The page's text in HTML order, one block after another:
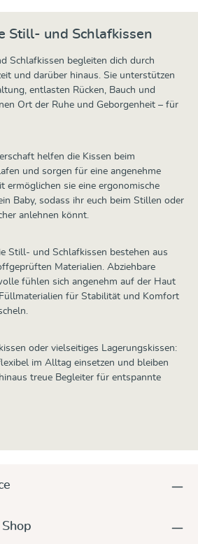
Still- und Schlafkissen
Schlafkissen begleiten dich durch
und darüber hinaus. Sie unterstützen
entlasten Rücken, Bauch und
Ort der Ruhe und Geborgenheit – für
helfen die Kissen beim
und sorgen für eine angenehme
ermöglichen sie eine ergonomische
Baby, sodass ihr euch beim Stillen oder
anlehnen könnt.
Still- und Schlafkissen bestehen aus
Materialien. Abziehbare
fühlen sich angenehm auf der Haut
für Stabilität und Komfort
oder vielseitiges Lagerungskissen:
im Alltag einsetzen und bleiben
treue Begleiter für entspannte